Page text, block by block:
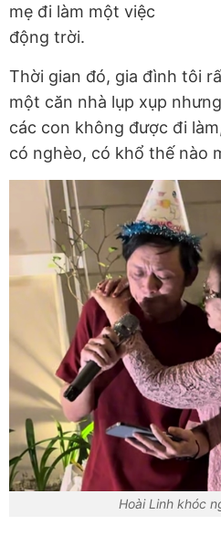
mẹ đi làm một việc
động trời.
Thời gian đó, gia đình tôi
một căn nhà lụp xụp
các con không được đi
có nghèo, có khổ thế nào
Hoài Linh khóc